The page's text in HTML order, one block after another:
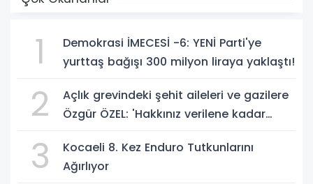
1
Demokrasi İMECESİ -6: YENİ Parti'ye
yurttaş bağışı 300 milyon liraya yaklaştı!
2
Açlık grevindeki şehit aileleri ve gazilere
Özgür ÖZEL: 'Hakkınız verilene kadar
3
Kocaeli 8. Kez Enduro Tutkunlarını
Ağırlıyor